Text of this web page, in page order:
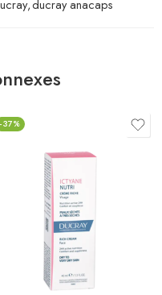
,ducray anacaps
-37%